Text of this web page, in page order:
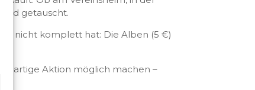
getauscht.
nicht komplett hat: Die Alben (5 €)
Aktion möglich machen –